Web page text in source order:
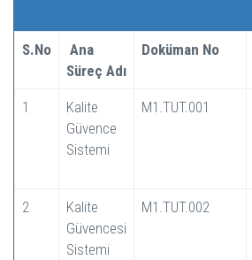
S.No
Ana
Süreç Adı
Doküman No
1
Kalite
Güvence
Sistemi
M1.TUT.001
2
Kalite
Güvencesi
Sistemi
M1.TUT.002